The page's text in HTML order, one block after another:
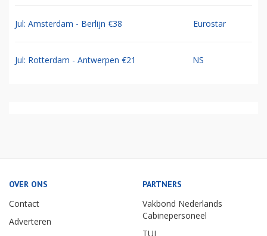
Jul: Amsterdam - Berlijn €38 Eurostar
Jul: Rotterdam - Antwerpen €21 NS
OVER ONS
Contact
Adverteren
PARTNERS
Vakbond Nederlands
Cabinepersoneel
TUI